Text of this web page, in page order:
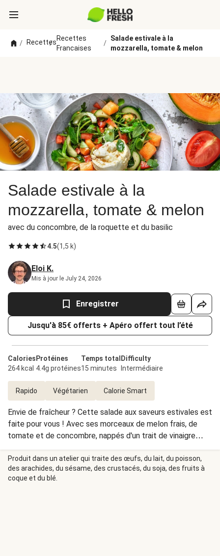
/ Recettes
/
Recettes
Francaises
/
Salade estivale à la
mozzarella, tomate & melon
Salade estivale à la
mozzarella, tomate & melon
avec du concombre, de la roquette et du basilic
4.5(1,5 k)
Eloi K.
Mis à jour le July 24, 2026
Enregistrer
Jusqu'à 85€ offerts + Apéro offert tout l’été
Calories
264 kcal
Protéines
4.4g protéines
Temps total
15 minutes
Difficulty
Intermédiaire
Rapido Végétarien Calorie Smart
Envie de fraîcheur ? Cette salade aux saveurs estivales est
faite pour vous ! Avec ses morceaux de melon frais, de
tomate et de concombre, nappés d'un trait de vinaigre
balsamique et garni de basilic frais, c'est un véritable
concentré d'été dans votre assiette.
Produit dans un atelier qui traite des œufs, du lait, du poisson,
des arachides, du sésame, des crustacés, du soja, des fruits à
coque et du blé.